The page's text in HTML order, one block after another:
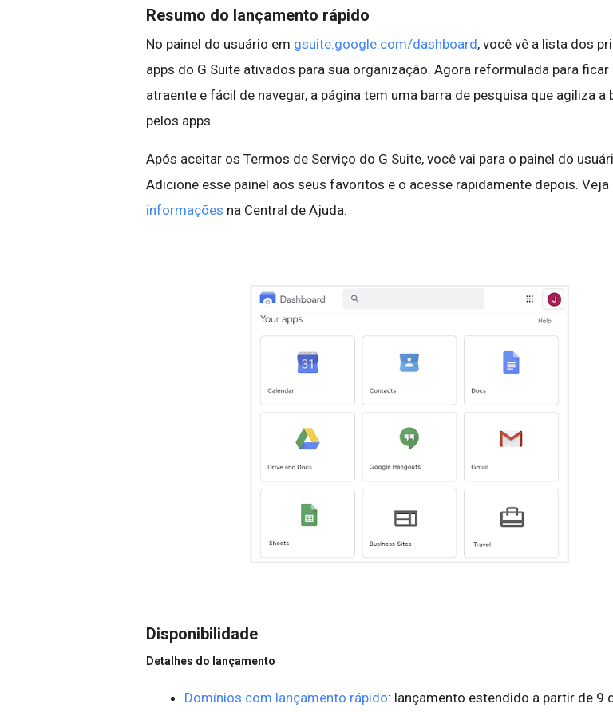
Resumo do lançamento rápido
No painel do usuário em gsuite.google.com/dashboard, você vê a lista dos
apps do G Suite ativados para sua organização. Agora reformulada para ficar
atraente e fácil de navegar, a página tem uma barra de pesquisa que agiliza a
pelos apps.
Após aceitar os Termos de Serviço do G Suite, você vai para o painel do
Adicione esse painel aos seus favoritos e o acesse rapidamente depois. Veja
informações na Central de Ajuda.
Disponibilidade
Detalhes do lançamento
Domínios com lançamento rápido: lançamento estendido a partir de 9